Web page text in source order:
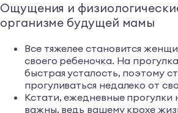
Ощущения и
организме будущей мамы
Все тяжелее становится
своего ребеночка. На
быстрая усталость, поэтому
прогуливаться недалеко от
Кстати, ежедневные прогулки
важны, ведь вашему крохе